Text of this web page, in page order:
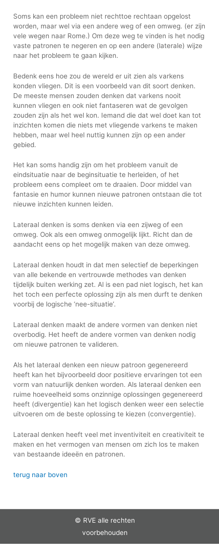
Soms kan een probleem niet rechttoe rechtaan opgelost
worden, maar wel via een andere weg of een omweg. (er zijn
vele wegen naar Rome.) Om deze weg te vinden is het nodig
vaste patronen te negeren en op een andere (laterale) wijze
naar het probleem te gaan kijken.
Bedenk eens hoe zou de wereld er uit zien als varkens
konden vliegen. Dit is een voorbeeld van dit soort denken.
De meeste mensen zouden denken dat varkens nooit
kunnen vliegen en ook niet fantaseren wat de gevolgen
zouden zijn als het wel kon. Iemand die dat wel doet kan tot
inzichten komen die niets met vliegende varkens te maken
hebben, maar wel heel nuttig kunnen zijn op een ander
gebied.
Het kan soms handig zijn om het probleem vanuit de
eindsituatie naar de beginsituatie te herleiden, of het
probleem eens compleet om te draaien. Door middel van
fantasie en humor kunnen nieuwe patronen ontstaan die tot
nieuwe inzichten kunnen leiden.
Lateraal denken is soms denken via een zijweg of een
omweg. Ook als een omweg onmogelijk lijkt. Richt dan de
aandacht eens op het mogelijk maken van deze omweg.
Lateraal denken houdt in dat men selectief de beperkingen
van alle bekende en vertrouwde methodes van denken
tijdelijk buiten werking zet. Al is een pad niet logisch, het kan
het toch een perfecte oplossing zijn als men durft te denken
voorbij de logische ‘nee-situatie’.
Lateraal denken maakt de andere vormen van denken niet
overbodig. Het heeft de andere vormen van denken nodig
om nieuwe patronen te valideren.
Als het lateraal denken een nieuw patroon gegenereerd
heeft kan het bijvoorbeeld door positieve ervaringen tot een
vorm van natuurlijk denken worden. Als lateraal denken een
ruime hoeveelheid soms onzinnige oplossingen gegenereerd
heeft (divergentie) kan het logisch denken weer een selectie
uitvoeren om de beste oplossing te kiezen (convergentie).
Lateraal denken heeft veel met inventiviteit en creativiteit te
maken en het vermogen van mensen om zich los te maken
van bestaande ideeën en patronen.
terug naar boven
© RVE alle rechten
voorbehouden